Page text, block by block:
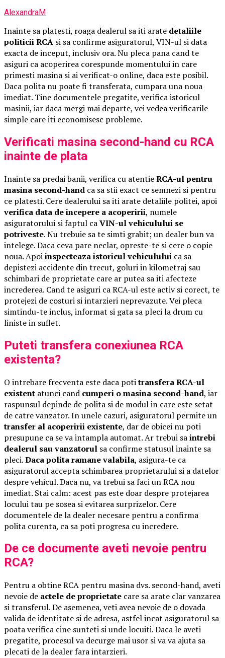
AlexandraM
Inainte sa platesti, roaga dealerul sa iti arate detaliile
politicii RCA si sa confirme asiguratorul, VIN-ul si data
exacta de inceput, inclusiv ora. Nu pleca pana cand te
asiguri ca acoperirea corespunde momentului in care
primesti masina si ai verificat-o online, daca este posibil.
Daca polita nu poate fi transferata, cumpara una noua
imediat. Tine documentele pregatite, verifica istoricul
masinii, iar daca mergi mai departe, vei vedea verificarile
simple care iti economisesc probleme.
Verificati masina second-hand cu RCA
inainte de plata
Inainte sa predai banii, verifica cu atentieRCA-ul pentru
masina second-hand ca sa stii exact ce semnezi si pentru
ce platesti. Cere dealerului sa iti arate detaliile politei, apoi
verifica data de incepere a acoperirii, numele
asiguratorului si faptul caVIN-ul vehiculului se
potriveste. Nu trebuie sa te simti grabit; un dealer bun va
intelege. Daca ceva pare neclar, opreste-te si cere o copie
noua. Apoiinspecteaza istoricul vehiculului ca sa
depistezi accidente din trecut, goluri in kilometraj sau
schimbari de proprietate care ar putea sa iti afecteze
increderea. Cand te asiguri ca RCA-ul este activ si corect, te
protejezi de costuri si intarzieri neprevazute. Vei pleca
simtindu-te inclus, informat si gata sa pleci la drum cu
liniste in suflet.
Puteti transfera conexiunea RCA
existenta?
O intrebare frecventa este daca potitransfera RCA-ul
existent atunci cand cumperi o masina second-hand, iar
raspunsul depinde de polita si de modul in care este setat
de catre vanzator. In unele cazuri, asiguratorul permite un
transfer al acoperirii existente, dar de obicei nu poti
presupune ca se va intampla automat. Ar trebui saintrebi
dealerul sau vanzatorul sa confirme statusul inainte sa
pleci.Daca polita ramane valabila, asigura-te ca
asiguratorul accepta schimbarea proprietarului si a datelor
despre vehicul. Daca nu, va trebui sa faci un RCA nou
imediat. Stai calm: acest pas este doar despre protejarea
locului tau pe sosea si evitarea surprizelor. Cere
documentele de la dealer necesare pentru a confirma
polita curenta, ca sa poti progresa cu incredere.
De ce documente aveti nevoie pentru
RCA?
Pentru a obtine RCA pentru masina dvs. second-hand, aveti
nevoie de actele de proprietate care sa arate clar vanzarea
si transferul. De asemenea, veti avea nevoie de o dovada
valida de identitate si de adresa, astfel incat asiguratorul sa
poata verifica cine sunteti si unde locuiti. Daca le aveti
pregatite, procesul va decurge mai usor si va va ajuta sa
plecati de la dealer fara intarzieri.